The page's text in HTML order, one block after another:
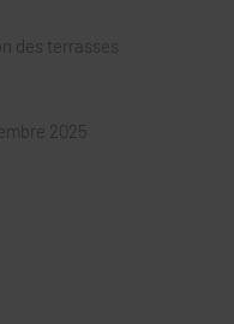
des terrasses
2025